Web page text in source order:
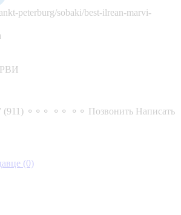
peterburg/sobaki/best-ilrean-marvi-
(911) ⚬⚬⚬ ⚬⚬ ⚬⚬ Позвонить Написать
(0)